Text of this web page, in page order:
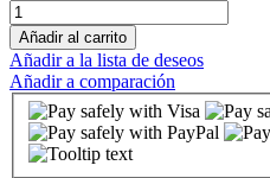
panel
panel
panel
Añadir al carrito
Añadir a la lista de deseos
Añadir a comparación